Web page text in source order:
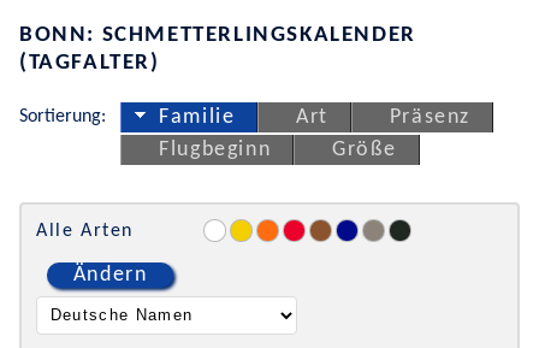
BONN: SCHMETTERLINGSKALENDER
(TAGFALTER)
Sortierung: Familie Art
Präsenz
Flugbeginn
Größe
Alle Arten
Ändern